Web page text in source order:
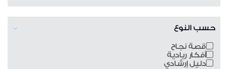
حسب النوع
قصة نجاح
أفكار ريادية
دليل إرشادي